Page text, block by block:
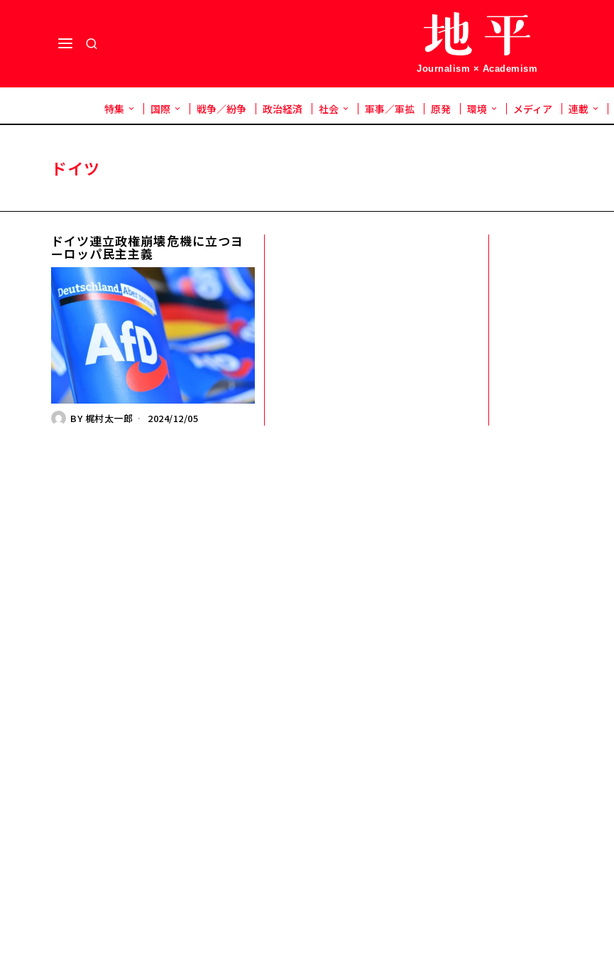
Journalism × Academism
特集 国際 戦争／紛争 政治経済 社会 軍事／軍拡 原発 環境 メディア 連載
ドイツ
ドイツ連立政権崩壊――危機に立つヨ
ーロッパ民主主義
BY 梶村太一郎 2024/12/05